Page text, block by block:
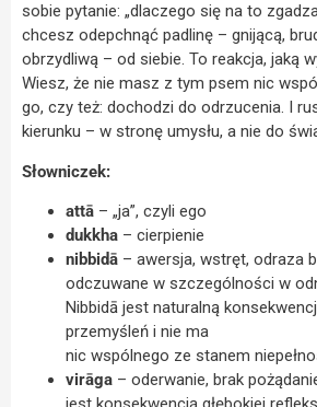
sobie pytanie: „dlaczego się na to
chcesz odepchnąć padlinę – gnijącą,
obrzydliwą – od siebie. To reakcja, jaką
Wiesz, że nie masz z tym psem nic
go, czy też: dochodzi do odrzucenia. I
kierunku – w stronę umysłu, a nie do
Słowniczek:
attā – „ja”, czyli ego
dukkha – cierpienie
nibbidā – awersja, wstręt, odraza
odczuwane w szczególności w
Nibbidā jest naturalną
przemyśleń i nie ma
nic wspólnego ze stanem
virāga – oderwanie, brak